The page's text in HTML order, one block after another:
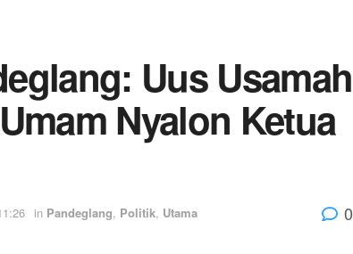
Uus Usamah
Nyalon Ketua
in Pandeglang, Politik, Utama 0